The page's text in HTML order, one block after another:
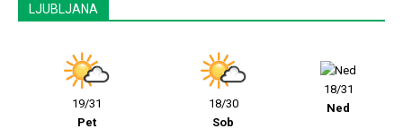
LJUBLJANA
19/31
Pet
18/30
Sob
18/31
Ned